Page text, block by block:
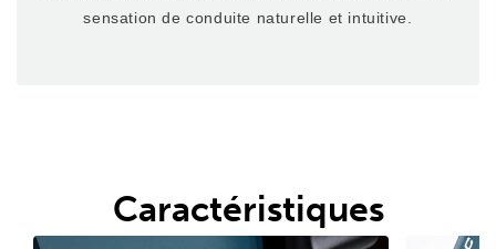
sensation de conduite naturelle et intuitive.
Caractéristiques